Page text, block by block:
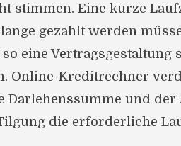
stimmen. Eine kurze
gezahlt werden
eine Vertragsgestaltung
Online-Kreditrechner
Darlehenssumme und der
die erforderliche